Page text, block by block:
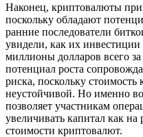
Наконец, криптовалюты
поскольку обладают
ранние последователи
увидели, как их
миллионы долларов всего
потенциал роста
риска, поскольку
неустойчивой. Но именно
позволяет участникам
увеличивать капитал как на
стоимости криптовалют.